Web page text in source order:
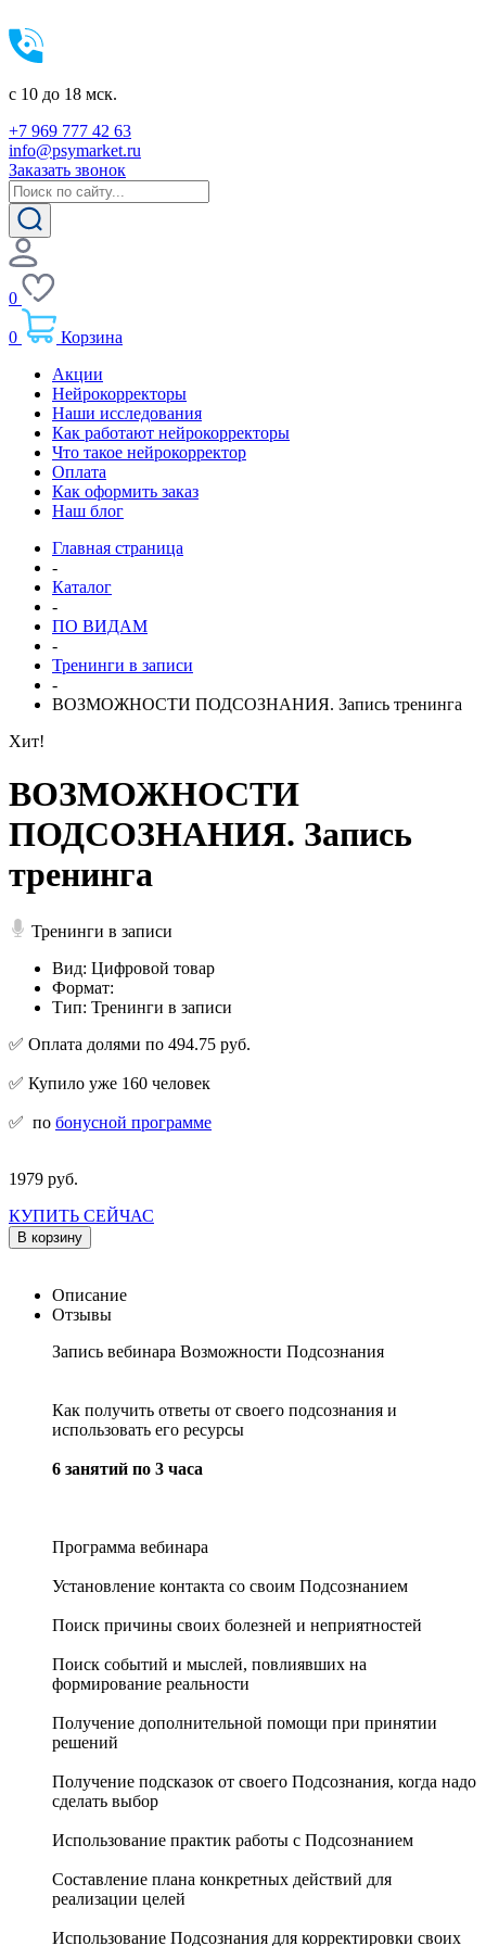
c 10 до 18 мск.
+7 969 777 42 63
info@psymarket.ru
Заказать звонок
0
0
Корзина
Акции
Нейрокорректоры
Наши исследования
Как работают нейрокорректоры
Что такое нейрокорректор
Оплата
Как оформить заказ
Наш блог
Главная страница
-
Каталог
-
ПО ВИДАМ
-
Тренинги в записи
-
ВОЗМОЖНОСТИ ПОДСОЗНАНИЯ. Запись тренинга
Хит!
ВОЗМОЖНОСТИ
ПОДСОЗНАНИЯ. Запись
тренинга
Тренинги в записи
Вид: Цифровой товар
Формат:
Тип: Тренинги в записи
✅ Оплата долями по 494.75 руб.
✅ Купило уже 160 человек
✅ по бонусной программе
1979 руб.
КУПИТЬ СЕЙЧАС
В корзину
Описание
Отзывы
Запись вебинара Возможности Подсознания
Как получить ответы от своего подсознания и
использовать его ресурсы
6 занятий по 3 часа
Программа вебинара
Установление контакта со своим Подсознанием
Поиск причины своих болезней и неприятностей
Поиск событий и мыслей, повлиявших на
формирование реальности
Получение дополнительной помощи при принятии
решений
Получение подсказок от своего Подсознания, когда надо
сделать выбор
Использование практик работы с Подсознанием
Составление плана конкретных действий для
реализации целей
Использование Подсознания для корректировки своих